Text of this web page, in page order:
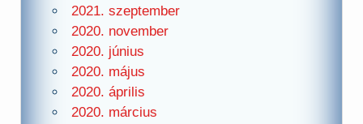
2021. szeptember
2020. november
2020. június
2020. május
2020. április
2020. március